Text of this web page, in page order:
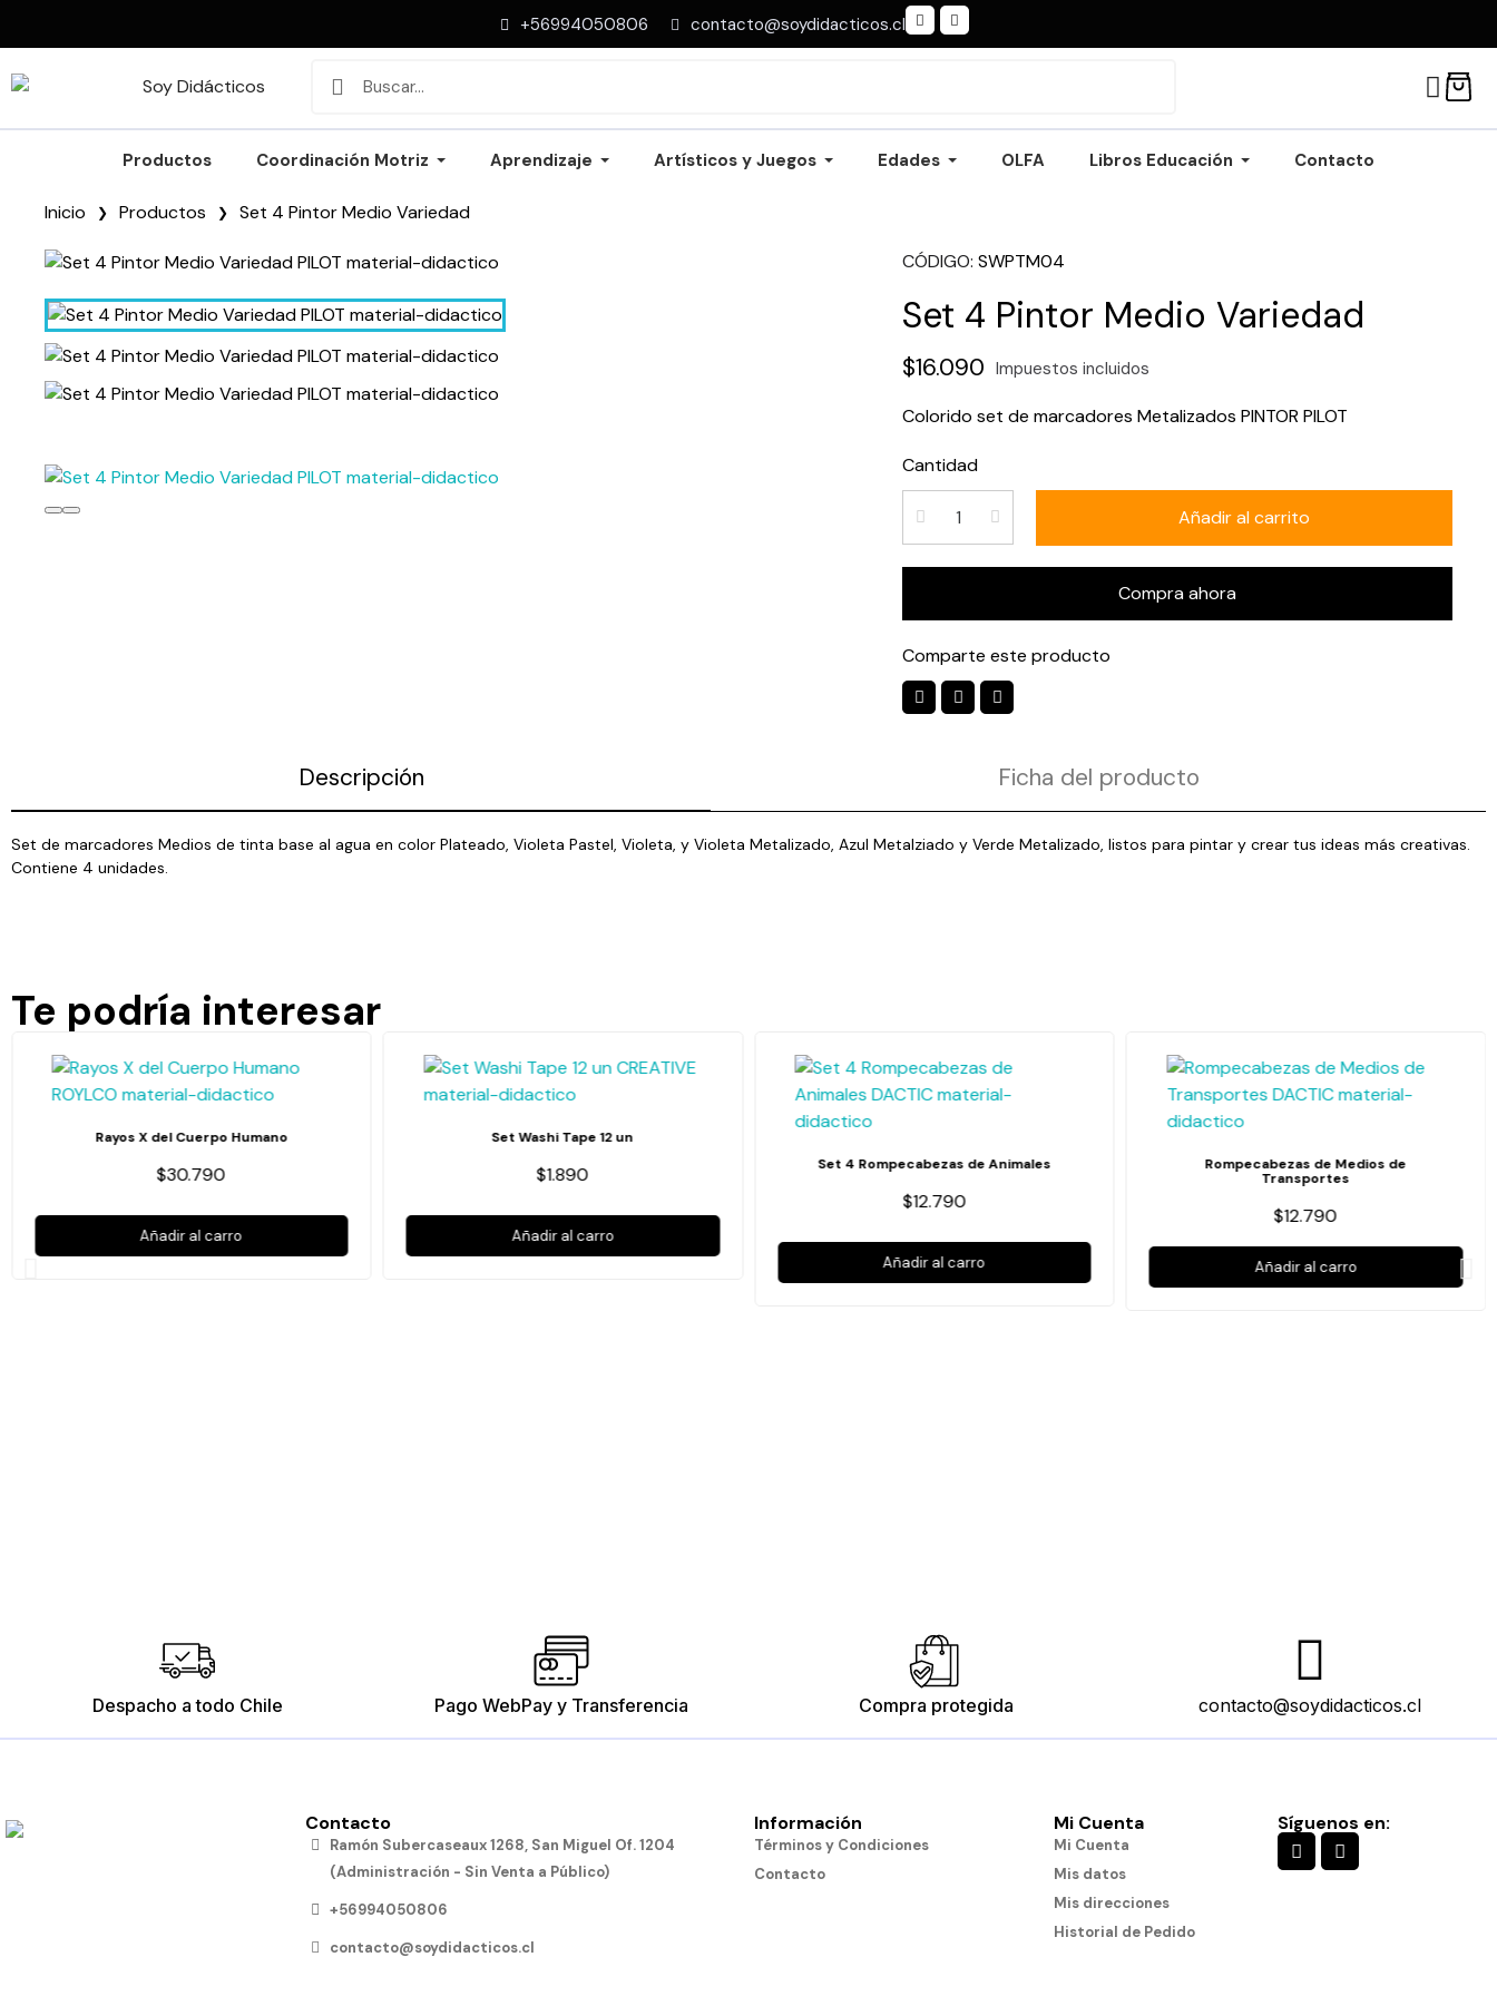
+56994050806 contacto@soydidacticos.cl
Productos Coordinación Motriz Aprendizaje Artísticos y Juegos Edades OLFA Libros Educación Contacto
Inicio Productos Set 4 Pintor Medio Variedad
CÓDIGO SWPTM04
Set 4 Pintor Medio Variedad
$16.090 Impuestos incluidos
Colorido set de marcadores Metalizados PINTOR PILOT
Cantidad
Añadir al carrito
Compra ahora
Comparte este producto
Descripción Ficha del producto
Set de marcadores Medios de tinta base al agua en color Plateado, Violeta Pastel, Violeta, y Violeta Metalizado, Azul Metalziado y Verde Metalizado, listos para pintar y crear tus ideas más creativas.
Contiene 4 unidades.
Te podría interesar
Rayos X del Cuerpo Humano
$30.790
Añadir al carro
Set Washi Tape 12 un
$1.890
Añadir al carro
Set 4 Rompecabezas de Animales
$12.790
Añadir al carro
Rompecabezas de Medios de
Transportes
$12.790
Añadir al carro
Despacho a todo Chile Pago WebPay y Transferencia Compra protegida contacto@soydidacticos.cl
Contacto
Ramón Subercaseaux 1268, San Miguel Of. 1204
(Administración - Sin Venta a Público)
+56994050806
contacto@soydidacticos.cl
Información
Términos y Condiciones
Contacto
Mi Cuenta
Mi Cuenta
Mis datos
Mis direcciones
Historial de Pedido
Síguenos en: